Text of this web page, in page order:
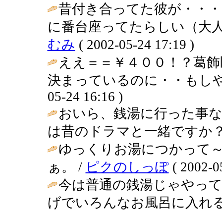
昔付き合ってた彼が・・
に番台座ってたらしい（大
むみ ( 2002-05-24 17:19 )
ええ＝＝￥４００！？葛
決まっているのに・・も
05-24 16:16 )
おいら、銭湯に行った事
は昔のドラマと一緒ですか
ゆっくりお湯につかって
ぁ。 / ピクのしっぽ( 2002-
今は普通の銭湯じゃやっ
げでいろんなお風呂に入れ